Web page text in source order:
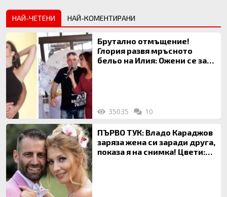
НАЙ-ЧЕТЕНИ НАЙ-КОМЕНТИРАНИ
Брутално отмъщение!
Глория развя мръсното
бельо на Илия: Ожени се за
35035 10
ПЪРВО ТУК: Владо Караджов
заряза жена си заради друга,
показа я на снимка! Цвети: